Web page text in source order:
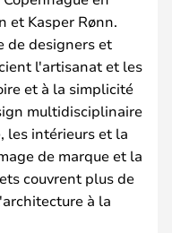
et Kasper Rønn.
de designers et
l'artisanat et les
et à la simplicité
multidisciplinaire
les intérieurs et la
de marque et la
couvrent plus de
à la